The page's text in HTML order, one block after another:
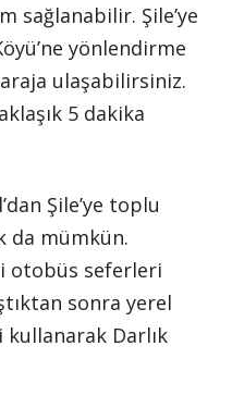
sağlanabilir. Şile’ye
yönlendirme
ulaşabilirsiniz.
5 dakika
Şile’ye toplu
da mümkün.
otobüs seferleri
sonra yerel
Darlık